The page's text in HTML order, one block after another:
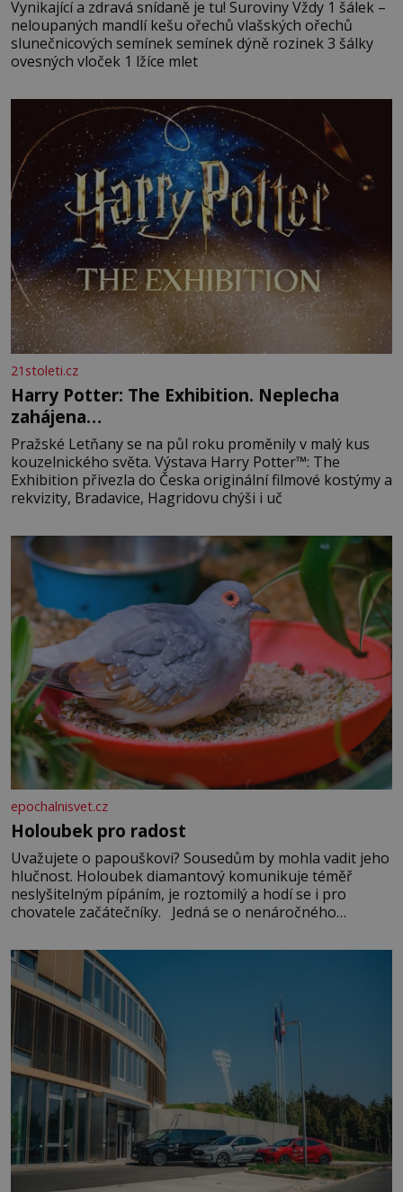
Vynikající a zdravá snídaně je tu! Suroviny Vždy 1 šálek –
neloupaných mandlí kešu ořechů vlašských ořechů
slunečnicových semínek semínek dýně rozinek 3 šálky
ovesných vloček 1 lžíce mlet
21stoleti.cz
Harry Potter: The Exhibition. Neplecha
zahájena…
Pražské Letňany se na půl roku proměnily v malý kus
kouzelnického světa. Výstava Harry Potter™: The
Exhibition přivezla do Česka originální filmové kostýmy a
rekvizity, Bradavice, Hagridovu chýši i uč
epochalnisvet.cz
Holoubek pro radost
Uvažujete o papouškovi? Sousedům by mohla vadit jeho
hlučnost. Holoubek diamantový komunikuje téměř
neslyšitelným pípáním, je roztomilý a hodí se i pro
chovatele začátečníky. Jedná se o nenáročného
času tráví na zemi, kde sbírá zbytky semínek Jeho
domovinou je prakticky celá Austrálie s výjimkou
pobřežní oblasti.